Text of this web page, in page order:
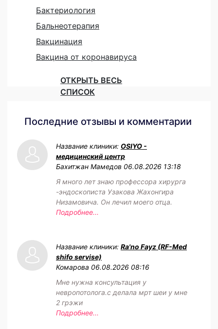
Бактериология
Бальнеотерапия
Вакцинация
Вакцина от коронавируса
ОТКРЫТЬ ВЕСЬ
СПИСОК
Последние отзывы и комментарии
Название клиники: OSIYO -
медицинский центр
Бахитжан Мамедов 06.08.2026 13:18
Я много лет знаю профессора хирурга
-эндоскописта Узакова Жахонгира
Низамовича. Он лечил моего отца.
Подробнее...
Название клиники: Ra'no Fayz (RF-Med
shifo servise)
Комарова 06.08.2026 08:16
Мне нужна консультация у
невропотолога.с делала мрт шеи у мне
2 грэжи
Подробнее...